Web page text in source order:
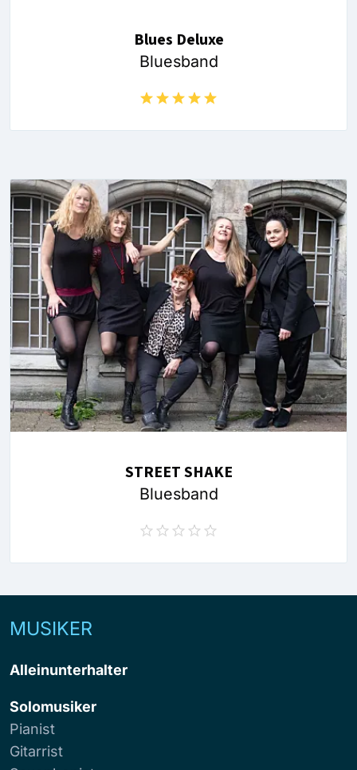
Blues Deluxe
Bluesband
STREET SHAKE
Bluesband
MUSIKER
Alleinunterhalter
Solomusiker
Pianist
Gitarrist